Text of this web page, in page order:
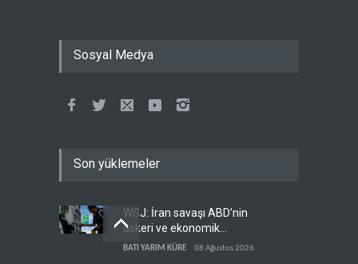
Sosyal Medya
Son yüklemeler
WSJ: İran savaşı ABD’nin
askeri ve ekonomik
kaynaklarını tüketiyor
BATI YARIM KÜRE 08 Ağustos 2026